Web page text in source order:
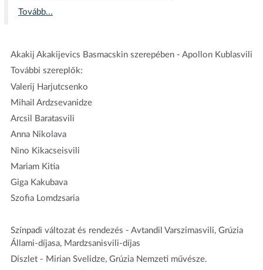
Tovább...
Akakij Akakijevics Basmacskin szerepében - Apollon Kublasvili
További szereplők:
Valerij Harjutcsenko
Mihail Ardzsevanidze
Arcsil Baratasvili
Anna Nikolava
Nino Kikacseisvili
Mariam Kitia
Giga Kakubava
Szofia Lomdzsaria
Színpadi változat és rendezés - Avtandil Varszimasvili, Grúzia
Állami-díjasa, Mardzsanisvili-díjas
Díszlet - Mirian Svelidze, Grúzia Nemzeti művésze.